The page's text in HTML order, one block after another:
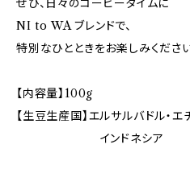
ぜひ、日々のコーヒータイムに
NI to WA ブレンドで、
特別なひとときをお楽しみください
【内容量】100g
【生豆生産国】エルサルバドル・エ
インドネシア